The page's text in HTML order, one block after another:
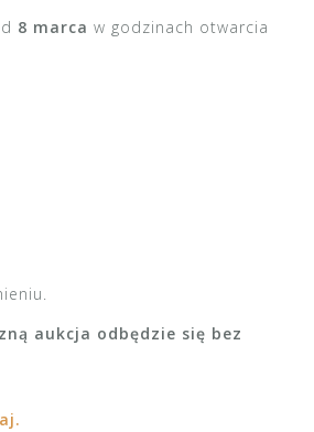
8 marca w godzinach otwarcia
aukcja odbędzie się bez